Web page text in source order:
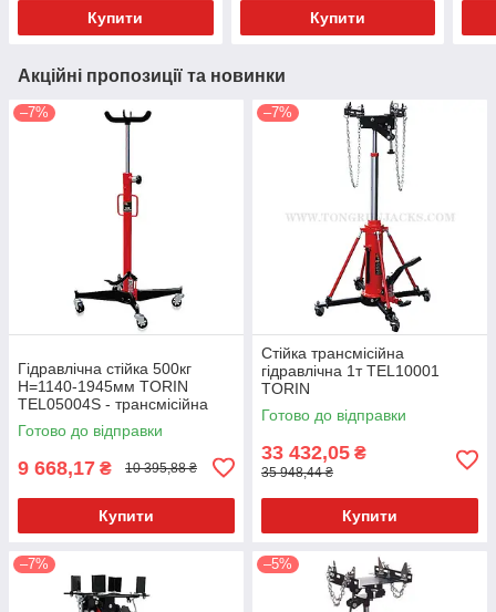
Купити Купити
Акційні пропозиції та новинки
–7%
Гідравлічна стійка 500кг
Н=1140-1945мм TORIN
TEL05004S - трансмісійна
Готово до відправки
9 668,17 ₴ 10 395,88 ₴
Купити
–7%
Стійка трансмісійна
гідравлічна 1т TEL10001
TORIN
Готово до відправки
33 432,05 ₴
35 948,44 ₴
Купити
–7% –5%